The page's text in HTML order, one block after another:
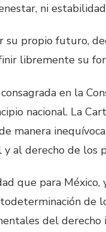
ni
propio futuro,
libremente su
en la
nacional. La
manera
al derecho de los
que para México,
de
del